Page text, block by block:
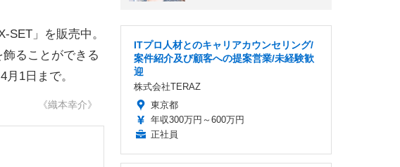
」を販売中。
ることができる
1日まで。
《織本幸介》
ITプロ人材とのキャリアカウンセリング/
案件紹介及び顧客への提案営業/未経験歓
迎
株式会社TERAZ
東京都
年収300万円～600万円
正社員